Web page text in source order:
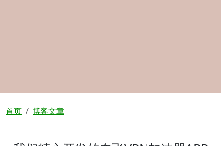
面包屑
首页 博客文章